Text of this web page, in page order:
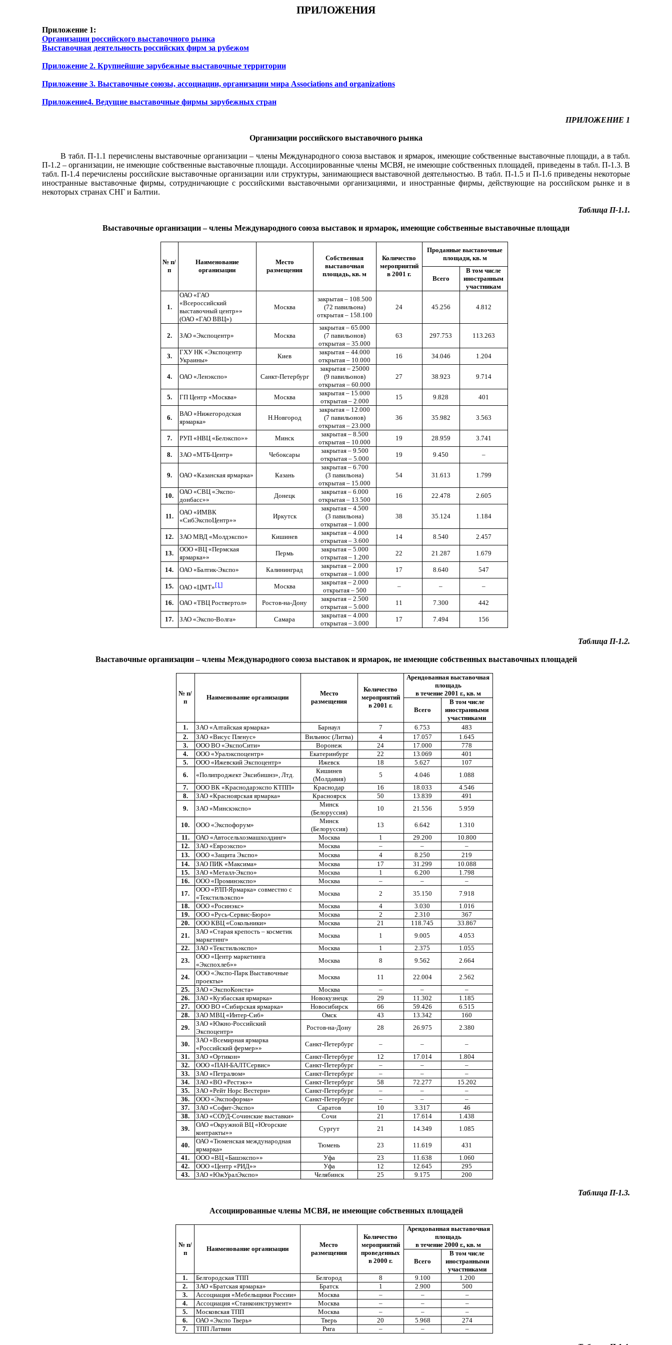
ПРИЛОЖЕНИЯ
Приложение 1:
Организации российского выставочного рынка
Выставочная деятельность российских фирм за рубежом
Приложение 2. Крупнейшие зарубежные выставочные территории
Приложение 3. Выставочные союзы, ассоциации, организации мира Associations and organizations
Приложение4. Ведущие выставочные фирмы зарубежных стран
ПРИЛОЖЕНИЕ 1
Организации российского выставочного рынка
В табл. П-1.1 перечислены выставочные организации – члены Международного союза выставок и ярмарок, имеющие собственные выставочные площади, а в табл.
П-1.2 – организации, не имеющие собственные выставочные площади. Ассоциированные члены МСВЯ, не имеющие собственных площадей, приведены в табл. П-1.3. В
табл. П-1.4 перечислены российские выставочные организации или структуры, занимающиеся выставочной деятельностью. В табл. П-1.5 и П-1.6 приведены некоторые
иностранные выставочные фирмы, сотрудничающие с российскими выставочными организациями, и иностранные фирмы, действующие на российском рынке и в
некоторых странах СНГ и Балтии.
Таблица П-1.1.
Выставочные организации–члены Международного союза выставок и ярмарок, имеющие собственные выставочные площади
№ п/
п
Наименование
организации
Место
размещения
Собственная
выставочная
площадь, кв. м
Количество
мероприятий
в 2001 г.
Проданные выставочные
площади, кв. м
Всего
В том числе
иностранным
участникам
1.
ОАО «ГАО
«Всероссийский
выставочный центр»»
(ОАО «ГАО ВВЦ»)
Москва
закрытая –108.500
(72 павильона)
открытая –158.100
24 45.256 4.812
2. ЗАО «Экспоцентр» Москва
закрытая–65.000
(7 павильонов)
открытая– 35.000
63 297.753 113.263
3.
ГХУ НК «Экспоцентр
Украины»
Киев
закрытая–44.000
открытая– 10.000
16 34.046 1.204
4. ОАО «Ленэкспо» Санкт-Петербург
закрытая –25000
(9 павильонов)
открытая– 60.000
27 38.923 9.714
5. ГП Центр «Москва» Москва
закрытая– 15.000
открытая –2.000
15 9.828 401
6.
ВАО «Нижегородская
ярмарка»
Н.Новгород
закрытая– 12.000
(7 павильонов)
открытая– 23.000
36 35.982 3.563
7. РУП «НВЦ «Белэкспо»» Минск
закрытая –8.500
открытая– 10.000
19 28.959 3.741
8. ЗАО «МТБ-Центр» Чебоксары
закрытая –9.500
открытая –5.000
19 9.450 –
9. ОАО «Казанская ярмарка» Казань
закрытая –6.700
(3 павильона)
открытая– 15.000
54 31.613 1.799
10.
ОАО «СВЦ «Экспо-
донбасс»»
Донецк
закрытая –6.000
открытая– 13.500
16 22.478 2.605
11.
ОАО «ИМВК
«СибЭкспоЦентр»»
Иркутск
закрытая –4.500
(3 павильона)
открытая –1.000
38 35.124 1.184
12. ЗАО МВД «Молдэкспо» Кишинев
закрытая –4.000
открытая –3.600
14 8.540 2.457
13.
ООО «ВЦ «Пермская
ярмарка»»
Пермь
закрытая –5.000
открытая –1.200
22 21.287 1.679
14. ОАО «Балтик-Экспо» Калининград
закрытая –2.000
открытая –1.000
17 8.640 547
15. ОАО «ЦМТ»[1] Москва
закрытая –2.000
открытая –500
– – –
16. ОАО «ТВЦ Роствертол» Ростов-на-Дону
закрытая –2.500
открытая –5.000
11 7.300 442
17. ЗАО «Экспо-Волга» Самара
закрытая –4.000
открытая – 3.000
17 7.494 156
Таблица П-1.2.
Выставочные организации–члены Международного союза выставок и ярмарок, не имеющие собственных выставочных площадей
№ п/
п
Наименование организации
Место
размещения
Количество
мероприятий
в 2001 г.
Арендованная выставочная
площадь
в течение 2001 г., кв. м
Всего
В том числе
иностранными
участниками
1.
ЗАО «Алтайская ярмарка» Барнаул 7 6.753
483
2.
ЗАО «Висус Пленус» Вильнюс (Литва) 4 17.057
1.645
3.
ООО ВО «ЭкспоСити» Воронеж 24 17.000
778
4.
ООО «Уралэкспоцентр» Екатеринбург 22 13.069
401
5.
ООО «Ижевский Экспоцентр» Ижевск 18 5.627
107
6.
«Полипроджект Эксибишнз», Лтд.
Кишинев
(Молдавия)
5 4.046
1.088
7.
ООО ВК «Краснодарэкспо КТПП» Краснодар 16 18.033
4.546
8.
ЗАО «Красноярская ярмарка» Красноярск 50 13.839
491
9.
ЗАО «Минскэкспо»
Минск
(Белоруссия)
10 21.556 5.959
10. ООО «Экспофорум»
Минск
(Белоруссия)
13 6.642
1.310
11.
ОАО «Автосельхозмашхолдинг» Москва 1 29.200
10.800
12.
ЗАО «Евроэкспо» Москва – –
–
13.
ООО «Защита Экспо» Москва 4 8.250
219
14.
ЗАО ПИК «Максима» Москва 17 31.299
10.088
15.
ЗАО «Металл-Экспо» Москва 1 6.200
1.798
16.
ООО «Проминэкспо» Москва – –
–
17.
ООО «РЛП-Ярмарка» совместно с
«Текстильэкспо»
Москва 2 35.150
7.918
18.
ООО «Росинэкс» Москва 4 3.030
1.016
19.
ООО «Русь-Сервис-Бюро» Москва 2 2.310
367
20.
ООО КВЦ «Сокольники» Москва 21 118.745
33.867
21.
ЗАО «Старая крепость– косметик
маркетинг»
Москва 1 9.005
4.053
22.
ЗАО «Текстильэкспо» Москва 1 2.375
1.055
23.
ООО «Центр маркетинга
«Экспохлеб»»
Москва 8 9.562 2.664
24.
ООО «Экспо-Парк Выставочные
проекты»
Москва 11 22.004
2.562
25.
ЗАО «ЭкспоКонста» Москва – –
–
26.
ЗАО «Кузбасская ярмарка» Новокузнецк 29 11.302
1.185
27.
ООО ВО «Сибирская ярмарка» Новосибирск 66 59.426
6.515
28.
ЗАО МВЦ «Интер-Сиб» Омск 43 13.342
160
29.
ЗАО «Южно-Российский
Экспоцентр»
Ростов-на-Дону 28 26.975 2.380
30.
ЗАО «Всемирная ярмарка
«Российский фермер»»
Санкт-Петербург – –
–
31.
ЗАО «Ортикон» Санкт-Петербург 12 17.014
1.804
32.
ООО «ПАН-БАЛТСервис» Санкт-Петербург – –
–
33.
ЗАО «Петралюм» Санкт-Петербург – –
–
34.
ЗАО «ВО «Рестэк»» Санкт-Петербург 58 72.277
15.202
35.
ЗАО «Рейт Норс Вестерн» Санкт-Петербург – –
–
36.
ООО «Экспоформа» Санкт-Петербург – –
–
37.
ЗАО «Софит-Экспо» Саратов 10 3.317
46
38.
ЗАО «СОУД-Сочинские выставки» Сочи 21 17.614
1.438
39.
ОАО «Окружной ВЦ «Югорские
контракты»»
Сургут 21 14.349 1.085
40.
ОАО «Тюменская международная
ярмарка»
Тюмень 23 11.619
431
41.
ООО «ВЦ «Башэкспо»» Уфа 23 11.638
1.060
42.
ООО «Центр «РИД»» Уфа 12 12.645
295
43.
ЗАО «ЮжУралЭкспо» Челябинск 25 9.175 200
Таблица П-1.3.
Ассоциированные члены МСВЯ, не имеющие собственных площадей
№ п/
п
Наименование организации
Место
размещения
Количество
мероприятий
проведенных
в 2000 г.
Арендованная выставочная
площадь
в течение 2000 г., кв. м
Всего
В том числе
иностранными
участниками
1.
Белгородская ТПП Белгород 8 9.100
1.200
2.
ЗАО «Братская ярмарка» Братск 1 2.900
500
3.
Ассоциация «Мебельщики России» Москва – –
–
4.
Ассоциация «Станкоинструмент» Москва – –
–
5.
Московская ТПП Москва – –
–
6.
ОАО «Экспо Тверь» Тверь 20 5.968
274
7.
ТПП Латвии Рига – – –